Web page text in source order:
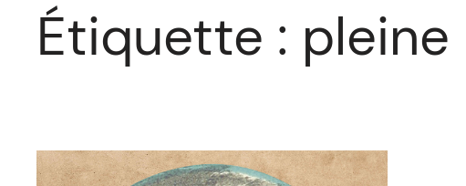
Étiquette : pleine